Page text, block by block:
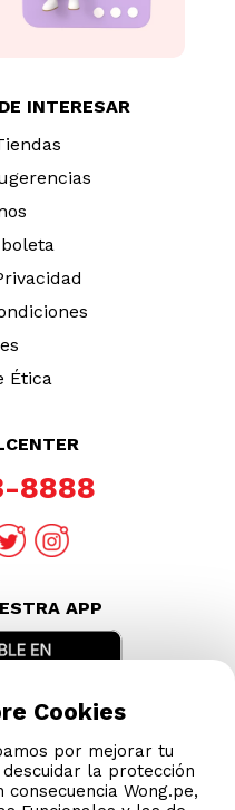
INTERESAR
Ética
8888
APP
Cookies
por mejorar tu
la protección
Wong.pe,